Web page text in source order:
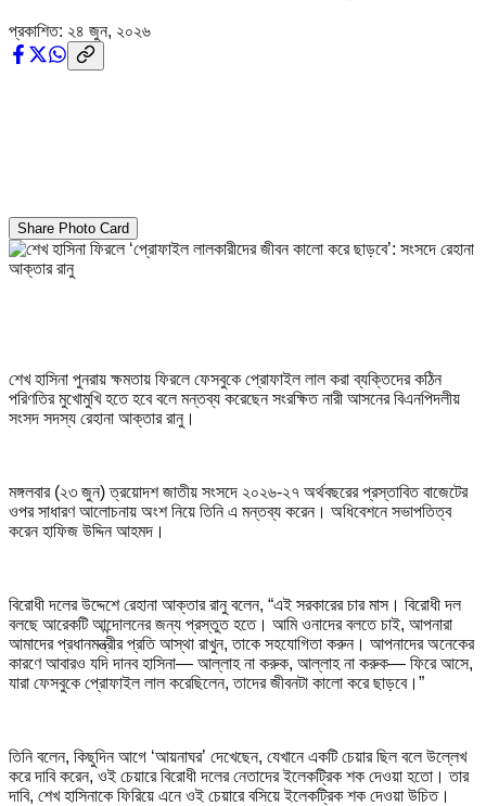
প্রকাশিত: ২৪ জুন, ২০২৬
Share Photo Card
শেখ হাসিনা পুনরায় ক্ষমতায় ফিরলে ফেসবুকে প্রোফাইল লাল করা ব্যক্তিদের কঠিন
পরিণতির মুখোমুখি হতে হবে বলে মন্তব্য করেছেন সংরক্ষিত নারী আসনের বিএনপিদলীয়
সংসদ সদস্য রেহানা আক্তার রানু।
মঙ্গলবার (২৩ জুন) ত্রয়োদশ জাতীয় সংসদে ২০২৬-২৭ অর্থবছরের প্রস্তাবিত বাজেটের
ওপর সাধারণ আলোচনায় অংশ নিয়ে তিনি এ মন্তব্য করেন। অধিবেশনে সভাপতিত্ব
করেন হাফিজ উদ্দিন আহমদ।
বিরোধী দলের উদ্দেশে রেহানা আক্তার রানু বলেন, “এই সরকারের চার মাস। বিরোধী দল
বলছে আরেকটি আন্দোলনের জন্য প্রস্তুত হতে। আমি ওনাদের বলতে চাই, আপনারা
আমাদের প্রধানমন্ত্রীর প্রতি আস্থা রাখুন, তাকে সহযোগিতা করুন। আপনাদের অনেকের
কারণে আবারও যদি দানব হাসিনা— আল্লাহ না করুক, আল্লাহ না করুক— ফিরে আসে,
যারা ফেসবুকে প্রোফাইল লাল করেছিলেন, তাদের জীবনটা কালো করে ছাড়বে।”
তিনি বলেন, কিছুদিন আগে ‘আয়নাঘর’ দেখেছেন, যেখানে একটি চেয়ার ছিল বলে উল্লেখ
করে দাবি করেন, ওই চেয়ারে বিরোধী দলের নেতাদের ইলেকট্রিক শক দেওয়া হতো। তার
দাবি, শেখ হাসিনাকে ফিরিয়ে এনে ওই চেয়ারে বসিয়ে ইলেকট্রিক শক দেওয়া উচিত।